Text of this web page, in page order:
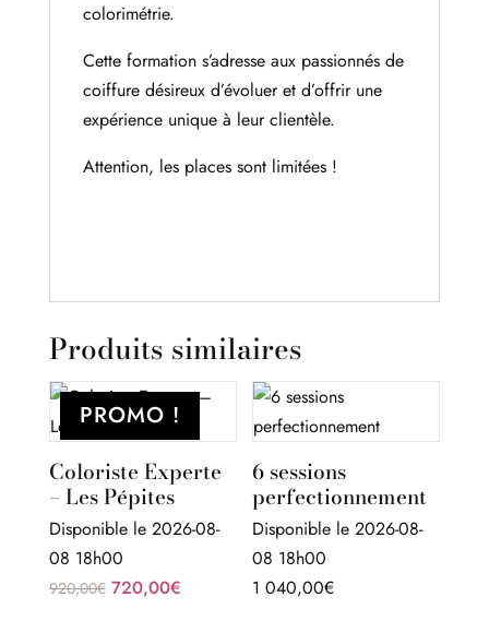
colorimétrie.
Cette formation s’adresse aux passionnés de
coiffure désireux d’évoluer et d’offrir une
expérience unique à leur clientèle.
Attention, les places sont limitées !
Produits similaires
PROMO !
Coloriste Experte
– Les Pépites
Disponible le 2026-08-
08 18h00
920,00€ Le
720,00€Le
6 sessions
perfectionnement
Disponible le 2026-08-
08 18h00
1 040,00€